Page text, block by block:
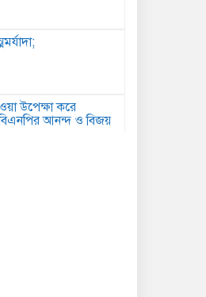
উপেক্ষা করে
বিএনপির আনন্দ ও বিজয়